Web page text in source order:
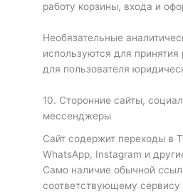
работу корзины, входа и
Необязательные
используются для
для пользователя
10. Сторонние сайты,
мессенджеры
Сайт содержит переходы в
WhatsApp, Instagram и
Само наличие обычной
соответствующему